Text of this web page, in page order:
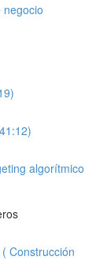
algorítmico
Construcción